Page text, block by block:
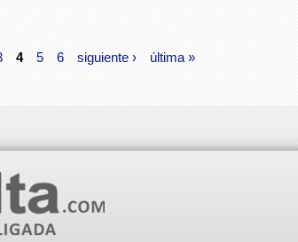
4 5 6 siguiente › última »